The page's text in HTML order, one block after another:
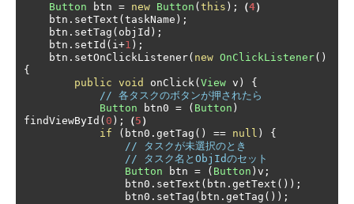
Button btn = new Button ( this ); （4）
    btn
. setText ( taskName );
    btn
. setTag ( objId );
    btn
. setId ( i+1 );
    btn
. setOnClickListener( new OnClickListener()
{
public void onClick( View v )
{
// 各タスクのボタンが押されたら
Button btn0 = ( Button )
findViewById ( 0 ); （5 ）
if
( btn0 . getTag () == null )
{
// タスクが未選択のとき
// タスク名とObjIdのセット
Button btn = ( Button ) v ;
                btn0
. setText ( btn . getText ());
                btn0
. setTag ( btn . getTag ());